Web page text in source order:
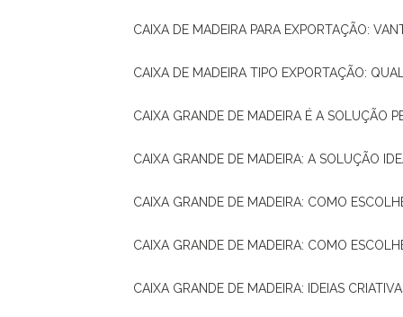
CAIXA DE MADEIRA PARA EXPORTAÇÃO:
CAIXA DE MADEIRA TIPO EXPORTAÇÃO:
CAIXA GRANDE DE MADEIRA É A SOLUÇÃO
CAIXA GRANDE DE MADEIRA: A SOLUÇÃO
CAIXA GRANDE DE MADEIRA: COMO
CAIXA GRANDE DE MADEIRA: COMO
CAIXA GRANDE DE MADEIRA: IDEIAS